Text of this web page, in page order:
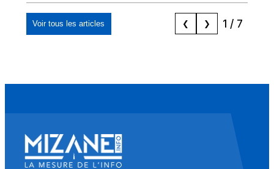
"musulmans"»
Voir tous les articles ❮ ❯ 1 / 7